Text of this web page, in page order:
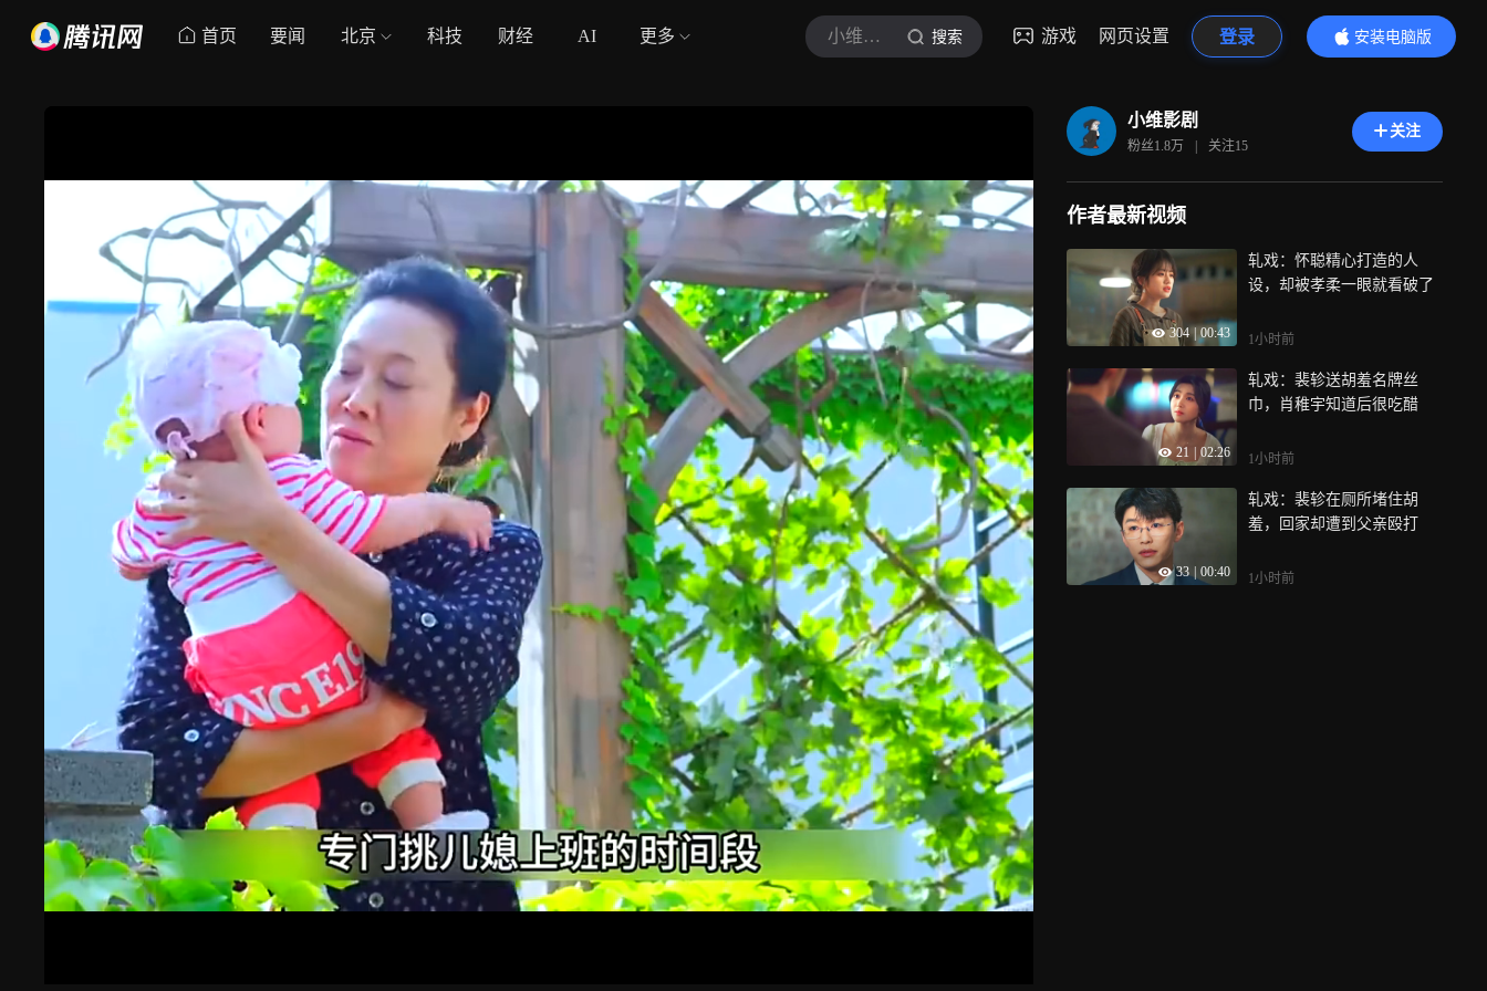
首页 要闻 北京 科技 财经 AI 更多 小维影剧 搜索 游戏 网页设置 登录
安装电脑版
内容更精彩
小维影剧
粉丝1.8万 | 关注15
关注
作者最新视频
304 00:43
轧戏：怀聪精心打造的人
设，却被孝柔一眼就看破了
1小时前
21 02:26
轧戏：裴轸送胡羞名牌丝
巾，肖稚宇知道后很吃醋
1小时前
33 00:40
轧戏：裴轸在厕所堵住胡
羞，回家却遭到父亲殴打
1小时前